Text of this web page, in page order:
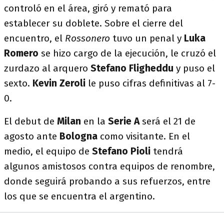
controló en el área, giró y remató para
establecer su doblete. Sobre el cierre del
encuentro, el Rossonero tuvo un penal y Luka
Romero se hizo cargo de la ejecución, le cruzó el
zurdazo al arquero Stefano Fligheddu y puso el
sexto. Kevin Zeroli le puso cifras definitivas al 7-
0.
El debut de Milan en la Serie Aserá el 21 de
agosto ante Bologna como visitante. En el
medio, el equipo de Stefano Pioli tendrá
algunos amistosos contra equipos de renombre,
donde seguirá probando a sus refuerzos, entre
los que se encuentra el argentino.